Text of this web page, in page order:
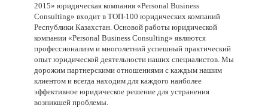
2015» юридическая компания «Personal Business
Consulting» входит в ТОП-100 юридических компаний
Республики Казахстан. Основой работы юридической
компании «Personal Business Consulting» являются
профессионализм и многолетний успешный практический
опыт юридической деятельности наших специалистов. Мы
дорожим партнерскими отношениями с каждым нашим
клиентом и всегда находим для каждого наиболее
эффективное юридическое решение для устранения
возникшей проблемы.